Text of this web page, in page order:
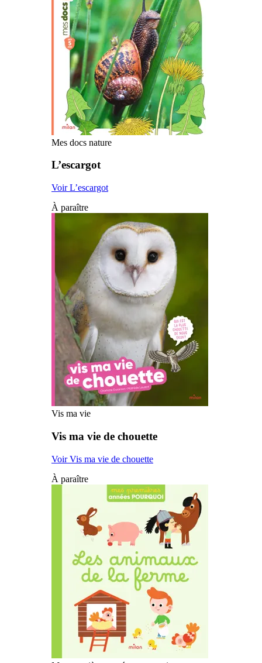
Mes docs nature
L’escargot
Voir L’escargot
À paraître
Vis ma vie
Vis ma vie de chouette
Voir Vis ma vie de chouette
À paraître